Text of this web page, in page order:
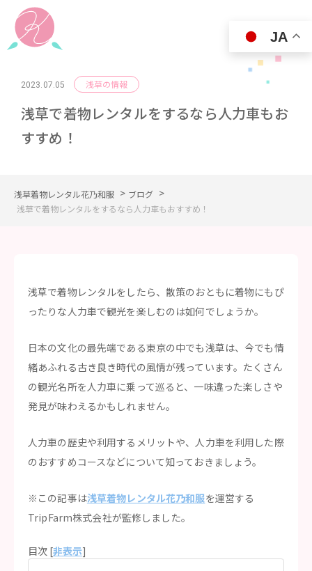
2023.07.05 浅草の情報
浅草で着物レンタルをするなら人力車もお
すすめ！
浅草着物レンタル花乃和服 > ブログ >
浅草で着物レンタルをするなら人力車もおすすめ！
浅草で着物レンタルをしたら、散策のおともに着物にもぴ
ったりな人力車で観光を楽しむのは如何でしょうか。
日本の文化の最先端である東京の中でも浅草は、今でも情
緒あふれる古き良き時代の風情が残っています。たくさん
の観光名所を人力車に乗って巡ると、一味違った楽しさや
発見が味わえるかもしれません。
人力車の歴史や利用するメリットや、人力車を利用した際
のおすすめコースなどについて知っておきましょう。
※この記事は浅草着物レンタル花乃和服を運営する
TripFarm株式会社が監修しました。
目次 [非表示]
JA